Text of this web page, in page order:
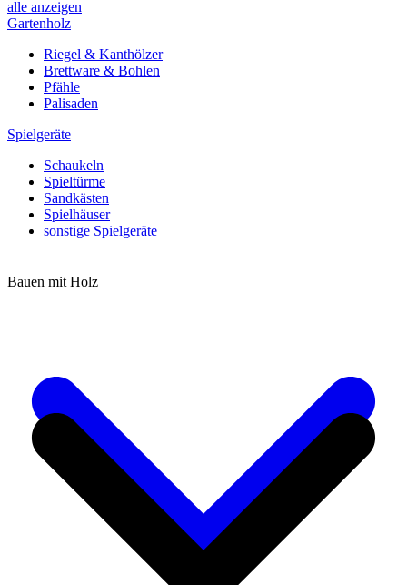
alle anzeigen
Gartenholz
Riegel & Kanthölzer
Brettware & Bohlen
Pfähle
Palisaden
Spielgeräte
Schaukeln
Spieltürme
Sandkästen
Spielhäuser
sonstige Spielgeräte
Bauen mit Holz